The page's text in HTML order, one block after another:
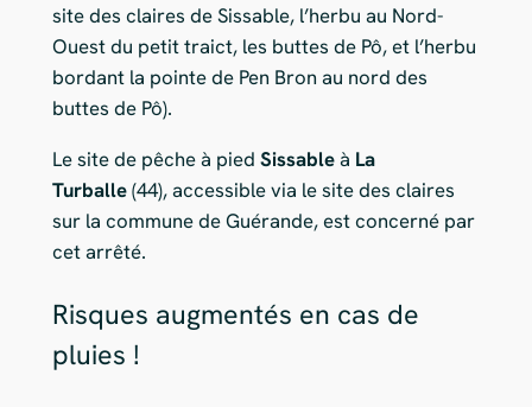
site des claires de Sissable, l’herbu au Nord-
Ouest du petit traict, les buttes de Pô, et l’herbu
bordant la pointe de Pen Bron au nord des
buttes de Pô).
Le site de pêche à pied Sissableà La
Turballe(44), accessible via le site des claires
sur la commune de Guérande, est concerné par
cet arrêté.
Risques augmentés en cas de
pluies !